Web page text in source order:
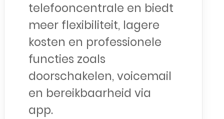
telefooncentrale en biedt
meer flexibiliteit, lagere
kosten en professionele
functies zoals
doorschakelen, voicemail
en bereikbaarheid via
app.